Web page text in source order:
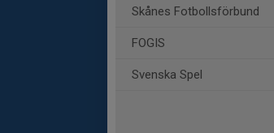
Skånes Fotbollsförbund
FOGIS
Svenska Spel